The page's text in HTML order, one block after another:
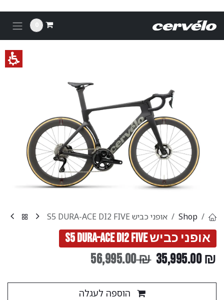
Shop אופני כביש S5 DURA-ACE DI2 FIVE
אופני כביש S5 DURA-ACE DI2 FIVE
₪
35,995.00
₪
56,995.00
הוספה לעגלה